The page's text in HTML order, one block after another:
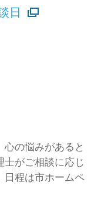
日
の悩みがあると
士がご相談に応じ
日程は市ホームペ